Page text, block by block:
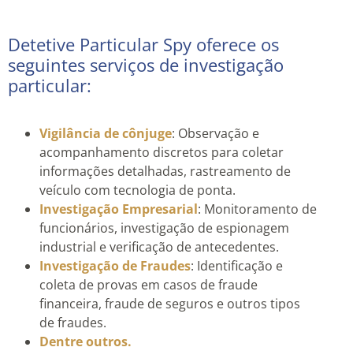
Detetive Particular Spy oferece os
seguintes serviços de investigação
particular:
Vigilância de cônjuge: Observação e
acompanhamento discretos para coletar
informações detalhadas, rastreamento de
veículo com tecnologia de ponta.
Investigação Empresarial: Monitoramento de
funcionários, investigação de espionagem
industrial e verificação de antecedentes.
Investigação de Fraudes: Identificação e
coleta de provas em casos de fraude
financeira, fraude de seguros e outros tipos
de fraudes.
Dentre outros.